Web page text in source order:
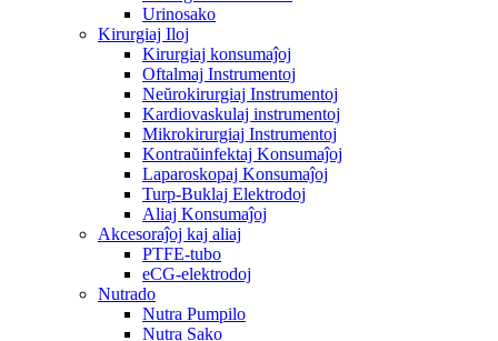
Urinosako
Kirurgiaj Iloj
Kirurgiaj konsumaĵoj
Oftalmaj Instrumentoj
Neŭrokirurgiaj Instrumentoj
Kardiovaskulaj instrumentoj
Mikrokirurgiaj Instrumentoj
Kontraŭinfektaj Konsumaĵoj
Laparoskopaj Konsumaĵoj
Turp-Buklaj Elektrodoj
Aliaj Konsumaĵoj
Akcesoraĵoj kaj aliaj
PTFE-tubo
eCG-elektrodoj
Nutrado
Nutra Pumpilo
Nutra Sako